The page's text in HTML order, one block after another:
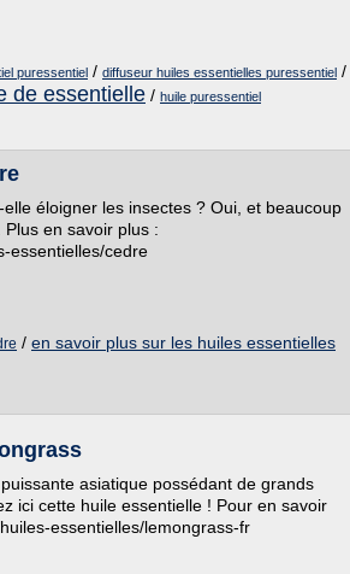
puressentiel / diffuseur huiles essentielles puressentiel /
de essentielle / huile puressentiel
elle éloigner les insectes ? Oui, et beaucoup
en savoir plus :
essentielles/cedre
/ en savoir plus sur les huiles essentielles
asiatique possédant de grands
ici cette huile essentielle ! Pour en savoir
essentielles/lemongrass-fr